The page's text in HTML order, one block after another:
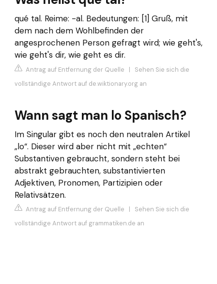
qué tal. Reime: -al. Bedeutungen: [1] Gruß, mit
dem nach dem Wohlbefinden der
angesprochenen Person gefragt wird; wie geht's,
wie geht's dir, wie geht es dir.
Antrag auf Entfernung der Quelle | Sehen Sie sich die
vollständige Antwort auf de.wiktionary.org an
Wann sagt man lo Spanisch?
Im Singular gibt es noch den neutralen Artikel
„lo“. Dieser wird aber nicht mit „echten“
Substantiven gebraucht, sondern steht bei
abstrakt gebrauchten, substantivierten
Adjektiven, Pronomen, Partizipien oder
Relativsätzen.
Antrag auf Entfernung der Quelle | Sehen Sie sich die
vollständige Antwort auf grammatiken.de an